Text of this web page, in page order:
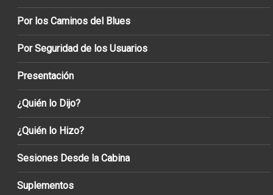
Por los Caminos del Blues
Por Seguridad de los Usuarios
Presentación
¿Quién lo Dijo?
¿Quién lo Hizo?
Sesiones Desde la Cabina
Suplementos